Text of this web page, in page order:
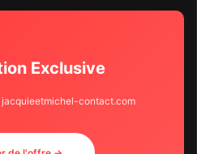
Exclusive
contact.com